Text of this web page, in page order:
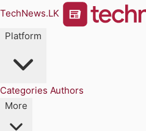
TechNews.LK
Platform
Categories Authors
More